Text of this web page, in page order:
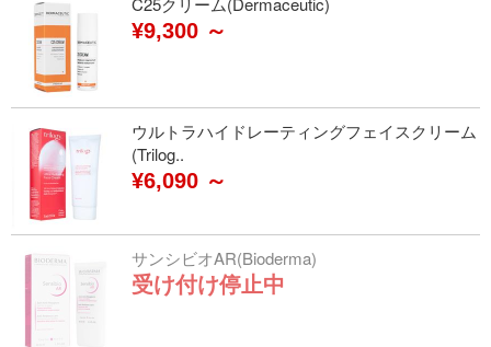
¥9,300 ～
ウルトラハイドレーティングフェイスクリーム
(Trilog..
¥6,090 ～
サンシビオAR(Bioderma)
受け付け停止中